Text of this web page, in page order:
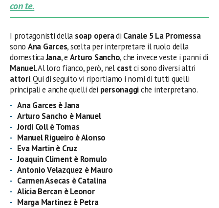
con te.
I protagonisti della soap operadi Canale 5 La Promessa
sono Ana Garces, scelta per interpretare il ruolo della
domesticaJana, e Arturo Sancho, che invece veste i panni di
Manuel. Al loro fianco, però, nel castci sono diversi altri
attori. Qui di seguito vi riportiamo i nomi di tutti quelli
principali e anche quelli dei personaggiche interpretano.
Ana Garces è Jana
Arturo Sancho è Manuel
Jordi Coll è Tomas
Manuel Rigueiro è Alonso
Eva Martin è Cruz
Joaquin Climent è Romulo
Antonio Velazquez è Mauro
Carmen Asecas è Catalina
Alicia Bercan è Leonor
Marga Martinez è Petra